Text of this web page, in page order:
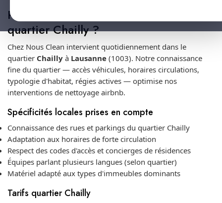
Pourquoi une équipe spécialisée
quartier Chailly ?
Chez Nous Clean intervient quotidiennement dans le
quartier Chailly à Lausanne (1003). Notre connaissance
fine du quartier — accès véhicules, horaires circulations,
typologie d'habitat, régies actives — optimise nos
interventions de nettoyage airbnb.
Spécificités locales prises en compte
Connaissance des rues et parkings du quartier Chailly
Adaptation aux horaires de forte circulation
Respect des codes d'accès et concierges de résidences
Équipes parlant plusieurs langues (selon quartier)
Matériel adapté aux types d'immeubles dominants
Tarifs quartier Chailly